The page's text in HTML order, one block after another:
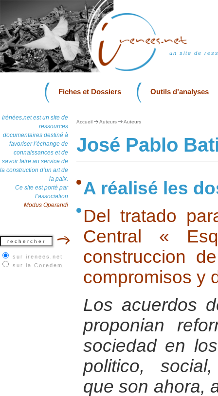
un site de
Fiches et Dossiers Outils d’analyses
Irénées.net est un site de
ressources
documentaires destiné à
favoriser l’échange de
connaissances et de
savoir faire au service de
la construction d’un art de
la paix.
Ce site est porté par
l’association
Modus Operandi
sur irenees.net
sur la Coredem
Accueil Auteurs Auteurs
José Pablo
A réalisé les
Del tratado
Central «
construccion
compromisos y
Los acuerdos
proponian
sociedad en
politico,
que son ahora,